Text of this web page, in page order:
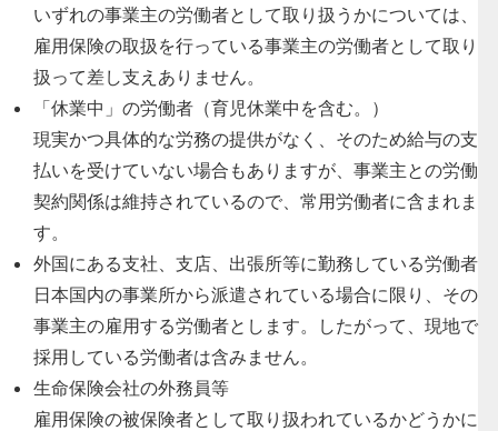
いずれの事業主の労働者として取り扱うかについては、
雇用保険の取扱を行っている事業主の労働者として取り
扱って差し支えありません。
「休業中」の労働者（育児休業中を含む。）
現実かつ具体的な労務の提供がなく、そのため給与の支
払いを受けていない場合もありますが、事業主との労働
契約関係は維持されているので、常用労働者に含まれま
す。
外国にある支社、支店、出張所等に勤務している労働者
日本国内の事業所から派遣されている場合に限り、その
事業主の雇用する労働者とします。したがって、現地で
採用している労働者は含みません。
生命保険会社の外務員等
雇用保険の被保険者として取り扱われているかどうかに